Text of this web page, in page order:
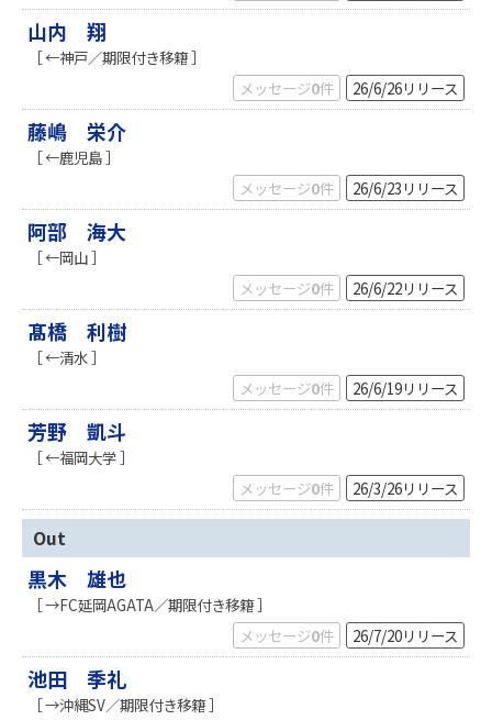
山内 翔
［ ←神戸／期限付き移籍 ］
メッセージ0件 26/6/26リリース
藤嶋 栄介
［ ←鹿児島 ］
メッセージ0件 26/6/23 リリース
阿部 海大
［ ←岡山 ］
メッセージ0件 26/6/22リリース
髙橋 利樹
［ ←清水 ］
メッセージ0件 26/6/19リリース
芳野 凱斗
［ ←福岡大学 ］
メッセージ0件 26/3/26リリース
Out
黒木 雄也
［ →FC延岡AGATA／期限付き移籍 ］
メッセージ0件 26/7/20リリース
池田 季礼
［ →沖縄SV／期限付き移籍 ］